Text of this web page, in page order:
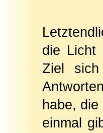
die Licht
Ziel
habe,
einmal